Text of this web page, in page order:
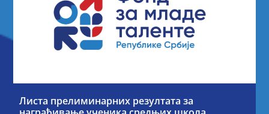
Листа прелиминарних резултата за